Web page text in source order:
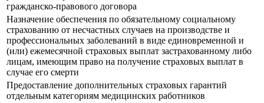
гражданско-правового договора
Назначение обеспечения по обязательному социальному
страхованию от несчастных случаев на производстве и
профессиональных заболеваний в виде единовременной и
(или) ежемесячной страховых выплат застрахованному либо
лицам, имеющим право на получение страховых выплат в
случае его смерти
Предоставление дополнительных страховых гарантий
отдельным категориям медицинских работников